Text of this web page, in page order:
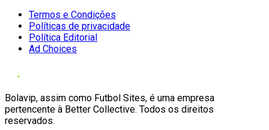
Termos e Condições
Políticas de privacidade
Política Editorial
Ad Choices
Bolavip, assim como Futbol Sites, é uma empresa
pertencente à Better Collective. Todos os direitos
reservados.